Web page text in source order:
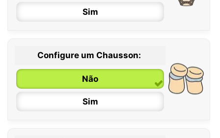
Sim
0 / 6 meses
6 / 12 meses
12 / 18 meses
Configure um Chausson:
Não
Sim